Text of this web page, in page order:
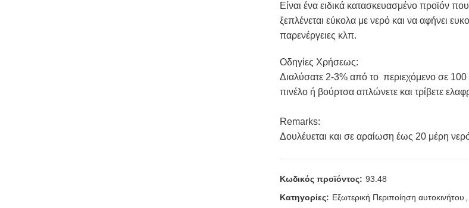
Eίναι ένα ειδικά κατασκευασμένο προϊόν
ξεπλένεται εύκολα με νερό και να αφήνει
παρενέργειες κλπ.
Οδηγίες Χρήσεως:
Διαλύσατε 2-3% από το περιεχόμενο σε
πινέλο ή βούρτσα απλώνετε και τρίβετε
Remarks:
Δουλέυεται και σε αραίωση έως 20 μέρη
Κωδικός προϊόντος: 93.48
Κατηγορίες: Εξωτερική Περιποίηση αυτοκινήτου